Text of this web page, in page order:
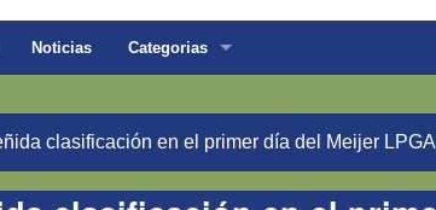
Noticias Categorias
clasificación en el primer día del Meijer